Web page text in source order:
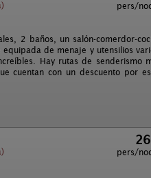
pers/
2 baños, un salón-comerdor-
de menaje y utensilios
Hay rutas de senderismo
cuentan con un descuento por
pers/